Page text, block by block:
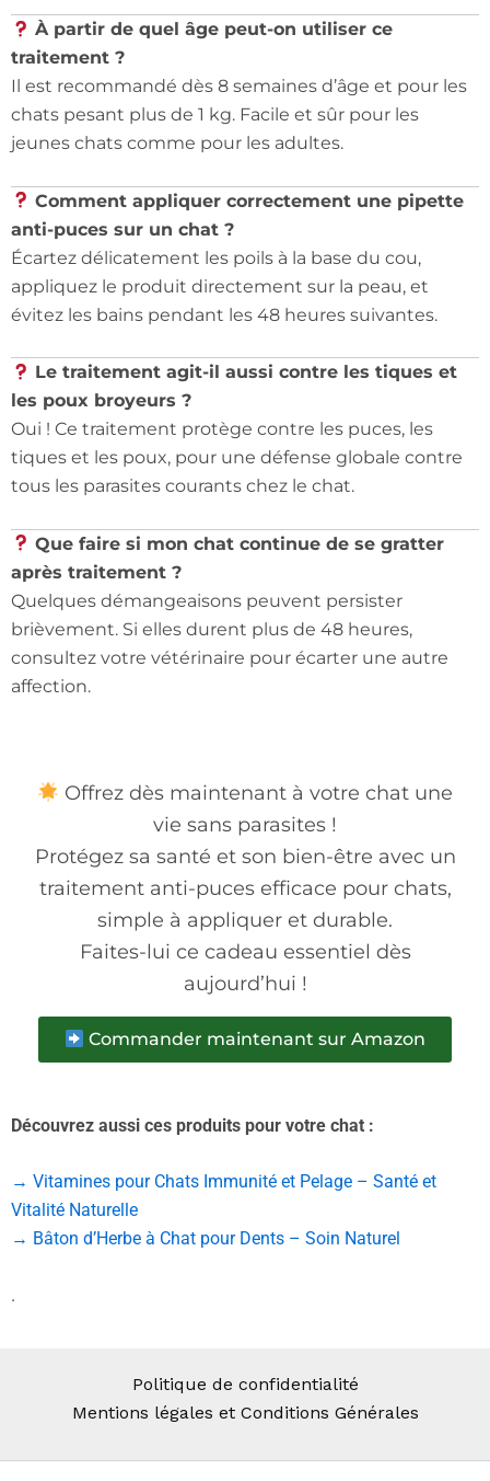
À partir de quel âge peut-on utiliser ce
traitement ?
Il est recommandé dès 8 semaines d’âge et pour les
chats pesant plus de 1 kg. Facile et sûr pour les
jeunes chats comme pour les adultes.
Comment appliquer correctement une pipette
anti-puces sur un chat ?
Écartez délicatement les poils à la base du cou,
appliquez le produit directement sur la peau, et
évitez les bains pendant les 48 heures suivantes.
Le traitement agit-il aussi contre les tiques et
les poux broyeurs ?
Oui ! Ce traitement protège contre les puces, les
tiques et les poux, pour une défense globale contre
tous les parasites courants chez le chat.
Que faire si mon chat continue de se gratter
après traitement ?
Quelques démangeaisons peuvent persister
brièvement. Si elles durent plus de 48 heures,
consultez votre vétérinaire pour écarter une autre
affection.
Offrez dès maintenant à votre chat une
vie sans parasites !
Protégez sa santé et son bien-être avec un
traitement anti-puces efficace pour chats,
simple à appliquer et durable.
Faites-lui ce cadeau essentiel dès
aujourd’hui !
Commander maintenant sur Amazon
Découvrez aussi ces produits pour votre chat :
→ Vitamines pour Chats Immunité et Pelage – Santé et
Vitalité Naturelle
→ Bâton d’Herbe à Chat pour Dents – Soin Naturel
.
Politique de confidentialité
Mentions légales et Conditions Générales